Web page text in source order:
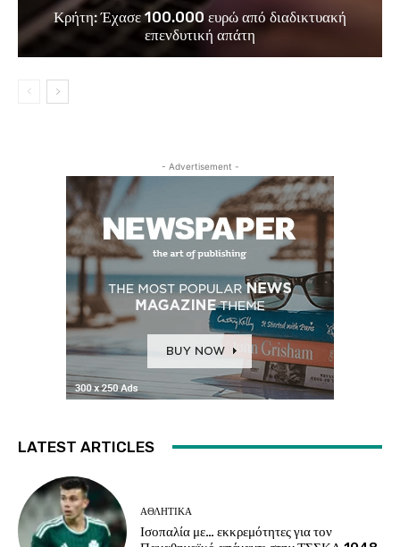
Κρήτη: Έχασε 100.000 ευρώ από διαδικτυακή
επενδυτική απάτη
- Advertisement -
LATEST ARTICLES
ΑΘΛΗΤΙΚΑ
Ισοπαλία με… εκκρεμότητες για τον